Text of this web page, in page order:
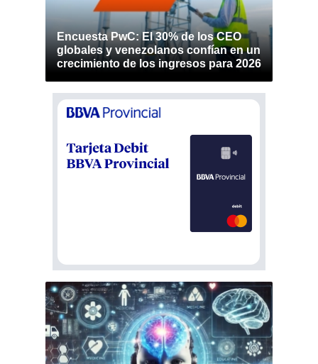
Encuesta PwC: El 30% de los CEO
globales y venezolanos confían en un
crecimiento de los ingresos para 2026